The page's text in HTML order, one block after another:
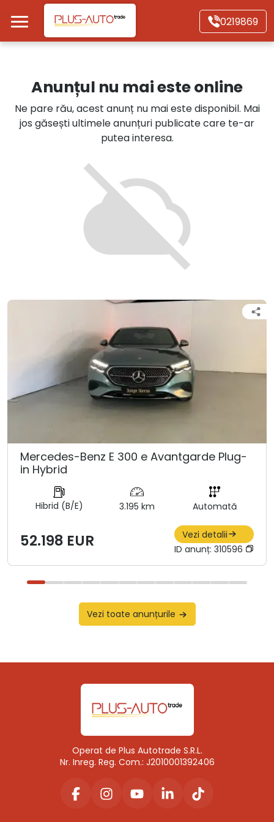
Mergi direct la conținutul principal
0219869
Autoturisme
Motociclete
Autoutilitare
Alte tipuri vehicule
Anunțul nu mai este online
Ne pare rău, acest anunț nu mai este disponibil. Mai
jos găsești ultimele anunțuri publicate care te-ar
putea interesa.
Mercedes-Benz E 300 e Avantgarde Plug-
in Hybrid
Hibrid (B/E) 3.195 km Automată
52.198 EUR
Vezi detalii
ID anunț: 310596
Vezi toate anunțurile
Operat de Plus Autotrade S.R.L.
Nr. Inreg. Reg. Com.: J2010001392406